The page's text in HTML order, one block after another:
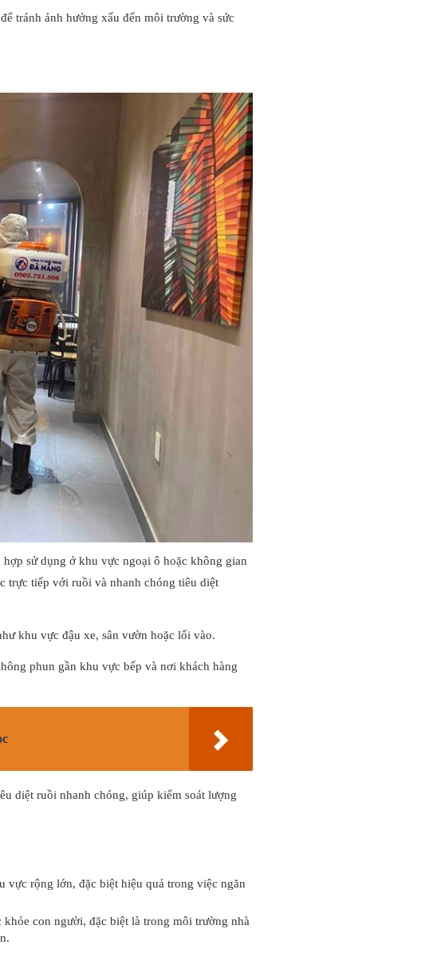
tránh ảnh hưởng xấu đến môi trường và sức
sử dụng ở khu vực ngoại ô hoặc không gian
trực tiếp với ruồi và nhanh chóng tiêu diệt
khu vực đậu xe, sân vườn hoặc lối vào.
phun gần khu vực bếp và nơi khách hàng
diệt ruồi nhanh chóng, giúp kiểm soát lượng
vực rộng lớn, đặc biệt hiệu quả trong việc ngăn
con người, đặc biệt là trong môi trường nhà